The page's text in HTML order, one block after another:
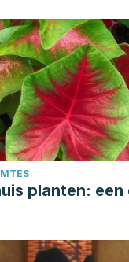
planten: